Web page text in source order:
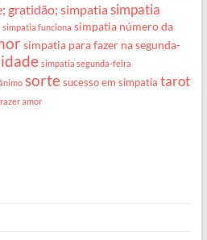
gratidão; simpatia simpatia
simpatia funciona simpatia número da
simpatia para fazer na segunda-
simpatia segunda-feira
sorte sucesso em simpatia tarot
amor